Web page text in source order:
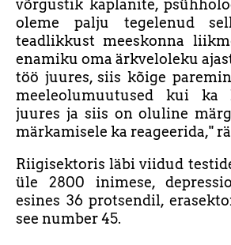
võrgustik kaplanite,
oleme palju tegelenud
teadlikkust meeskonna
enamiku oma ärkveloleku
töö juures, siis kõige
meeleolumuutused kui ka
juures ja siis on oluline
märkamisele ka reageerida,"
Riigisektoris läbi viidud
üle 2800 inimese,
esines 36 protsendil,
see number 45.